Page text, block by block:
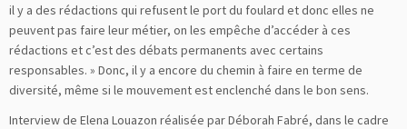
il y a des rédactions qui refusent le port du foulard et donc elles ne
peuvent pas faire leur métier, on les empêche d’accéder à ces
rédactions et c’est des débats permanents avec certains
responsables. » Donc, il y a encore du chemin à faire en terme de
diversité, même si le mouvement est enclenché dans le bon sens.
Interview de Elena Louazon réalisée par Déborah Fabré, dans le cadre